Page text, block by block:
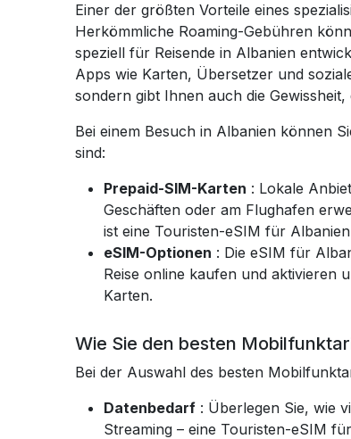
Einer der größten Vorteile eines
Herkömmliche Roaming-Gebühren
speziell für Reisende in Albanien
Apps wie Karten, Übersetzer und
sondern gibt Ihnen auch die
Bei einem Besuch in Albanien können
sind:
Prepaid-SIM-Karten : Lokale
Geschäften oder am Flughafen
ist eine Touristen-eSIM für
eSIM-Optionen : Die eSIM für
Reise online kaufen und aktivieren
Karten.
Wie Sie den besten
Bei der Auswahl des besten
Datenbedarf : Überlegen Sie, wie
Streaming – eine Touristen-eSIM